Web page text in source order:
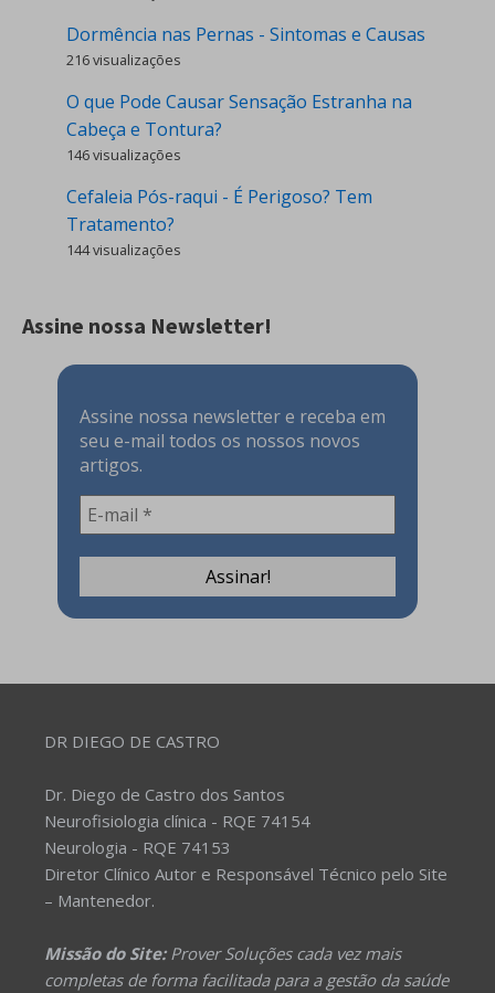
Dormência nas Pernas - Sintomas e Causas
216 visualizações
O que Pode Causar Sensação Estranha na
Cabeça e Tontura?
146 visualizações
Cefaleia Pós-raqui - É Perigoso? Tem
Tratamento?
144 visualizações
Assine nossa Newsletter!
Assine nossa newsletter e receba em
seu e-mail todos os nossos novos
artigos.
DR DIEGO DE CASTRO
Dr. Diego de Castro dos Santos
Neurofisiologia clínica - RQE 74154
Neurologia - RQE 74153
Diretor Clínico Autor e Responsável Técnico pelo Site
– Mantenedor.
Missão do Site:Prover Soluções cada vez mais
completas de forma facilitada para a gestão da saúde